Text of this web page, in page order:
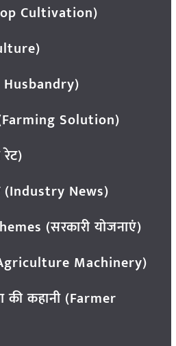
Cultivation)
Solution)
(Industry News)
(सरकारी योजनाएं)
Machinery)
की कहानी (Farmer